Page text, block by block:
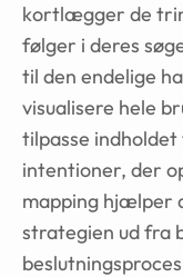
kortlægger de
følger i deres
til den endelige
visualisere hele
tilpasse
intentioner, der
mapping hjælper
strategien ud fra